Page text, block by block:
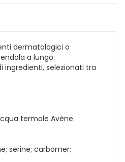
dermatologici o
a lungo.
selezionati tra
termale Avène.
serine; carbomer;